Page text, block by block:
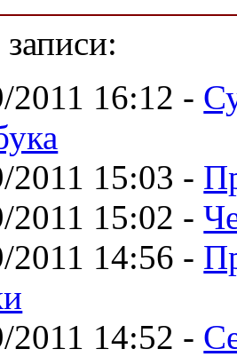
2011 16:12 -
2011 15:03 -
2011 15:02 -
2011 14:56 -
2011 14:52 -